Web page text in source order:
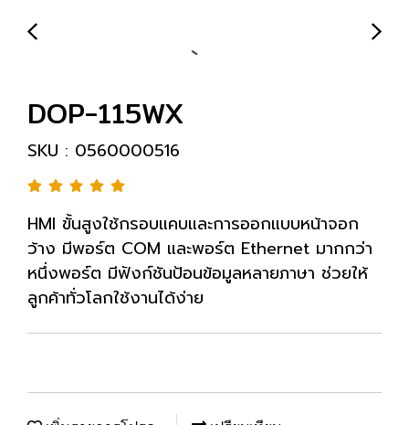
DOP-115WX
SKU : 0560000516
HMI ขั้นสูงใช้กรอบแคบและการออกแบบหน้าจอก
ว้าง มีพอร์ต COM และพอร์ต Ethernet มากกว่า
หนึ่งพอร์ต มีฟังก์ชันป้อนข้อมูลหลายภาษา ช่วยให้
ลูกค้าทั่วโลกใช้งานได้ง่าย